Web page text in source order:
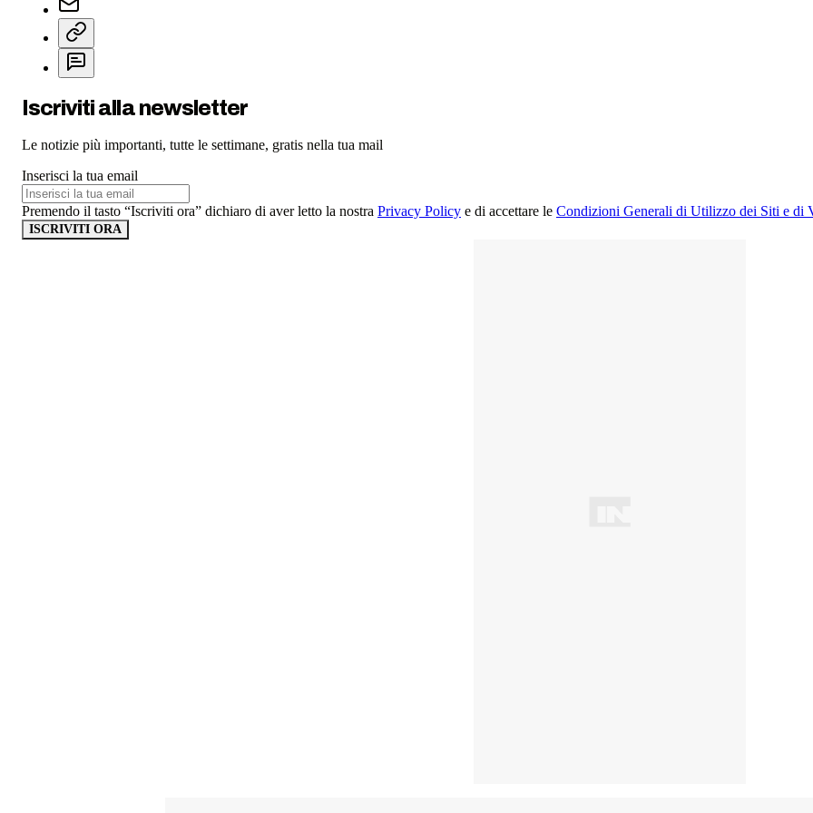
Iscriviti alla newsletter
Le notizie più importanti, tutte le settimane, gratis nella tua mail
Inserisci la tua email
Premendo il tasto “Iscriviti ora” dichiaro di aver letto la nostra Privacy Policy e di accettare le Condizioni Generali di Utilizzo dei Siti e di
ISCRIVITI ORA